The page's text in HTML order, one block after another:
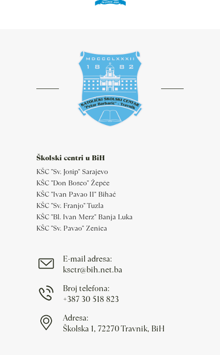
Školski centri u BiH
KŠC "Sv. Josip" Sarajevo
KŠC "Don Bosco" Žepče
KŠC "Ivan Pavao II" Bihać
KŠC "Sv. Franjo" Tuzla
KŠC "Bl. Ivan Merz" Banja Luka
KŠC "Sv. Pavao" Zenica
E-mail adresa:
ksctr@bih.net.ba
Broj telefona:
+387 30 518 823
Adresa:
Školska 1, 72270 Travnik, BiH